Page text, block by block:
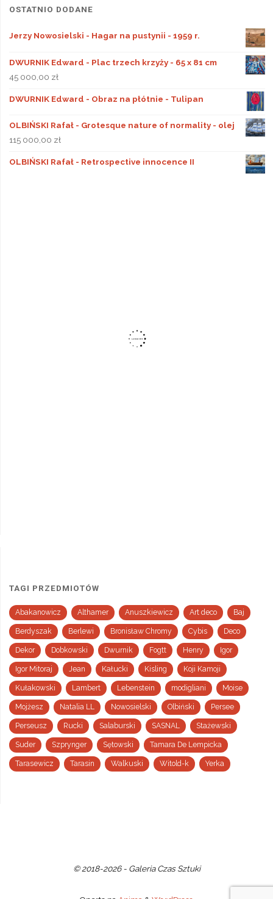
OSTATNIO DODANE
Jerzy Nowosielski - Hagar na pustynii - 1959 r.
DWURNIK Edward - Plac trzech krzyży - 65 x 81 cm
45 000,00 zł
DWURNIK Edward - Obraz na płótnie - Tulipan
OLBIŃSKI Rafał - Grotesque nature of normality - olej
115 000,00 zł
OLBIŃSKI Rafał - Retrospective innocence II
TAGI PRZEDMIOTÓW
Abakanowicz Althamer Anuszkiewicz Art deco Baj
Berdyszak Berlewi Bronisław Chromy Cybis Deco
Dekor Dobkowski Dwurnik Fogtt Henry Igor
Igor Mitoraj Jean Kałucki Kisling Koji Kamoji
Kułakowski Lambert Lebenstein modigliani Moise
Mojżesz Natalia LL Nowosielski Olbiński Persee
Perseusz Rucki Salaburski SASNAL Stażewski
Suder Szprynger Sętowski Tamara De Lempicka
Tarasewicz Tarasin Walkuski Witold-k Yerka
© 2018-2026 - Galeria Czas Sztuki